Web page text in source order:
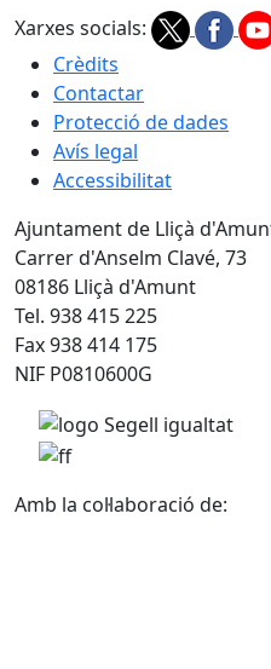
Xarxes socials:
Crèdits
Contactar
Protecció de dades
Avís legal
Accessibilitat
Ajuntament de Lliçà
Carrer d'Anselm Clavé, 73
08186 Lliçà d'Amunt
Tel. 938 415 225
Fax 938 414 175
NIF P0810600G
Amb la col·laboració de: